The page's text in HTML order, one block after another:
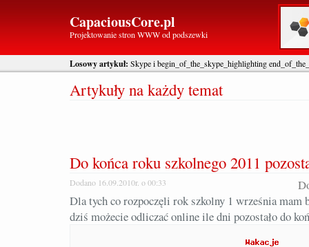
CapaciousCore.pl
Projektowanie stron WWW od podszewki
Losowy artykuł: Skype i begin_of_the_skype_highlighting
Artykuły na każdy temat
Do końca roku szkolnego 2011
Dodano 16.09.2010r. o 00:33
Dla tych co rozpoczęli rok szkolny 1 września mam
dziś możecie odliczać online ile dni pozostało do